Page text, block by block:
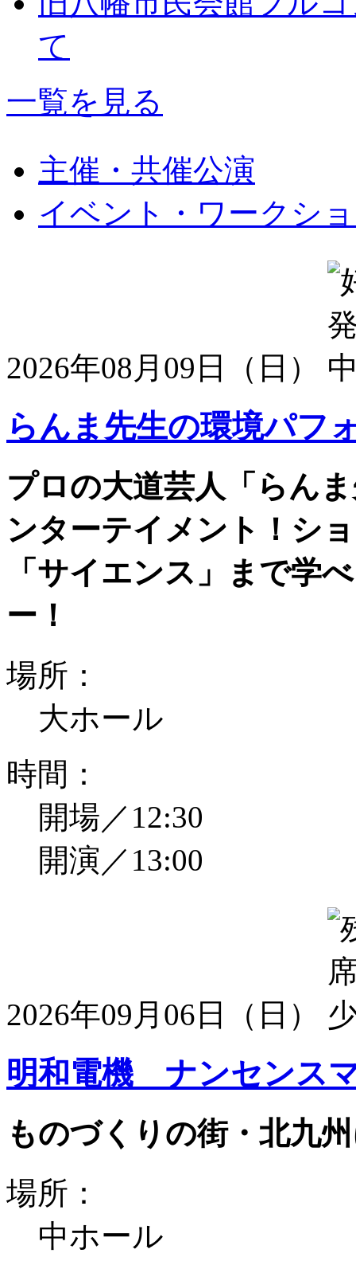
て
一覧を見る
主催・共催公演
イベント・ワークシ
2026年08月09日（日）
らんま先生の環境パフ
プロの大道芸人「らん
ンターテイメント！シ
「サイエンス」まで学
ー！
場所：
大ホール
時間：
開場／12:30
開演／13:00
2026年09月06日（日）
明和電機 ナンセンス
ものづくりの街・北九
場所：
中ホール